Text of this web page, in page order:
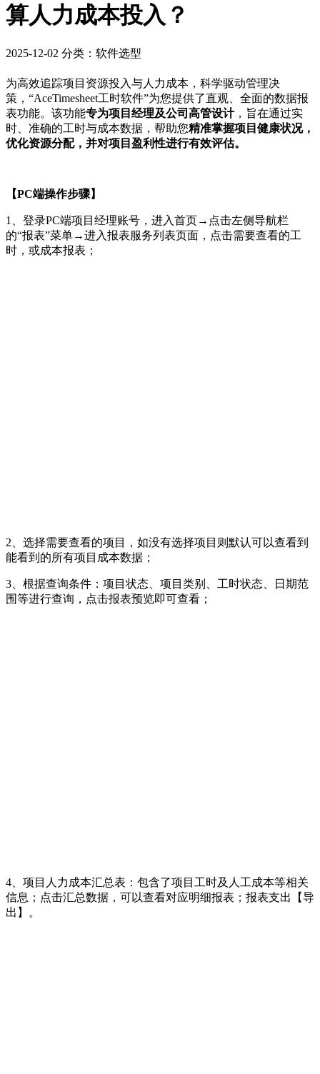
算人力成本投入？
2025-12-02 分类：软件选型
为高效追踪项目资源投入与人力成本，科学驱动管理决
策，“AceTimesheet工时软件”为您提供了直观、全面的数据报
表功能。该功能专为项目经理及公司高管设计，旨在通过实
时、准确的工时与成本数据，帮助您精准掌握项目健康状况，
优化资源分配，并对项目盈利性进行有效评估。
【PC端操作步骤】
1、登录PC端项目经理账号，进入首页→点击左侧导航栏
的“报表”菜单→进入报表服务列表页面，点击需要查看的工
时，或成本报表；
2、选择需要查看的项目，如没有选择项目则默认可以查看到
能看到的所有项目成本数据；
3、根据查询条件：项目状态、项目类别、工时状态、日期范
围等进行查询，点击报表预览即可查看；
4、项目人力成本汇总表：包含了项目工时及人工成本等相关
信息；点击汇总数据，可以查看对应明细报表；报表支出【导
出】。